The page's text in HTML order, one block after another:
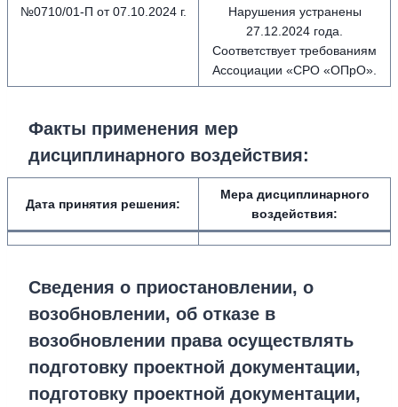
№0710/01-П от 07.10.2024 г.
Нарушения устранены
27.12.2024 года.
Соответствует требованиям
Ассоциации «СРО «ОПрО».
Факты применения мер
дисциплинарного воздействия:
Дата принятия решения:
Мера дисциплинарного
воздействия:
Сведения о приостановлении, о
возобновлении, об отказе в
возобновлении права осуществлять
подготовку проектной документации,
подготовку проектной документации,